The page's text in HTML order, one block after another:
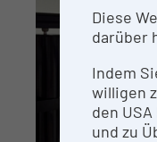
Diese
darüber
Indem
willigen
den
und zu